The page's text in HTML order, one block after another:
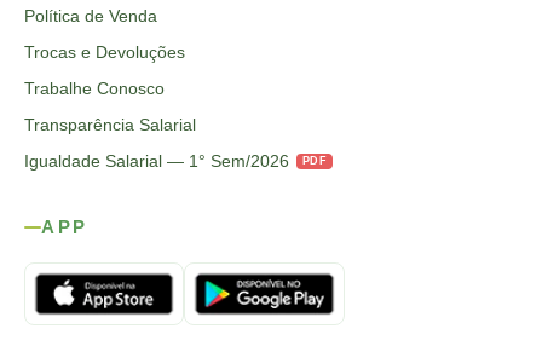
Política de Venda
Trocas e Devoluções
Trabalhe Conosco
Transparência Salarial
Igualdade Salarial — 1° Sem/2026
PDF
APP